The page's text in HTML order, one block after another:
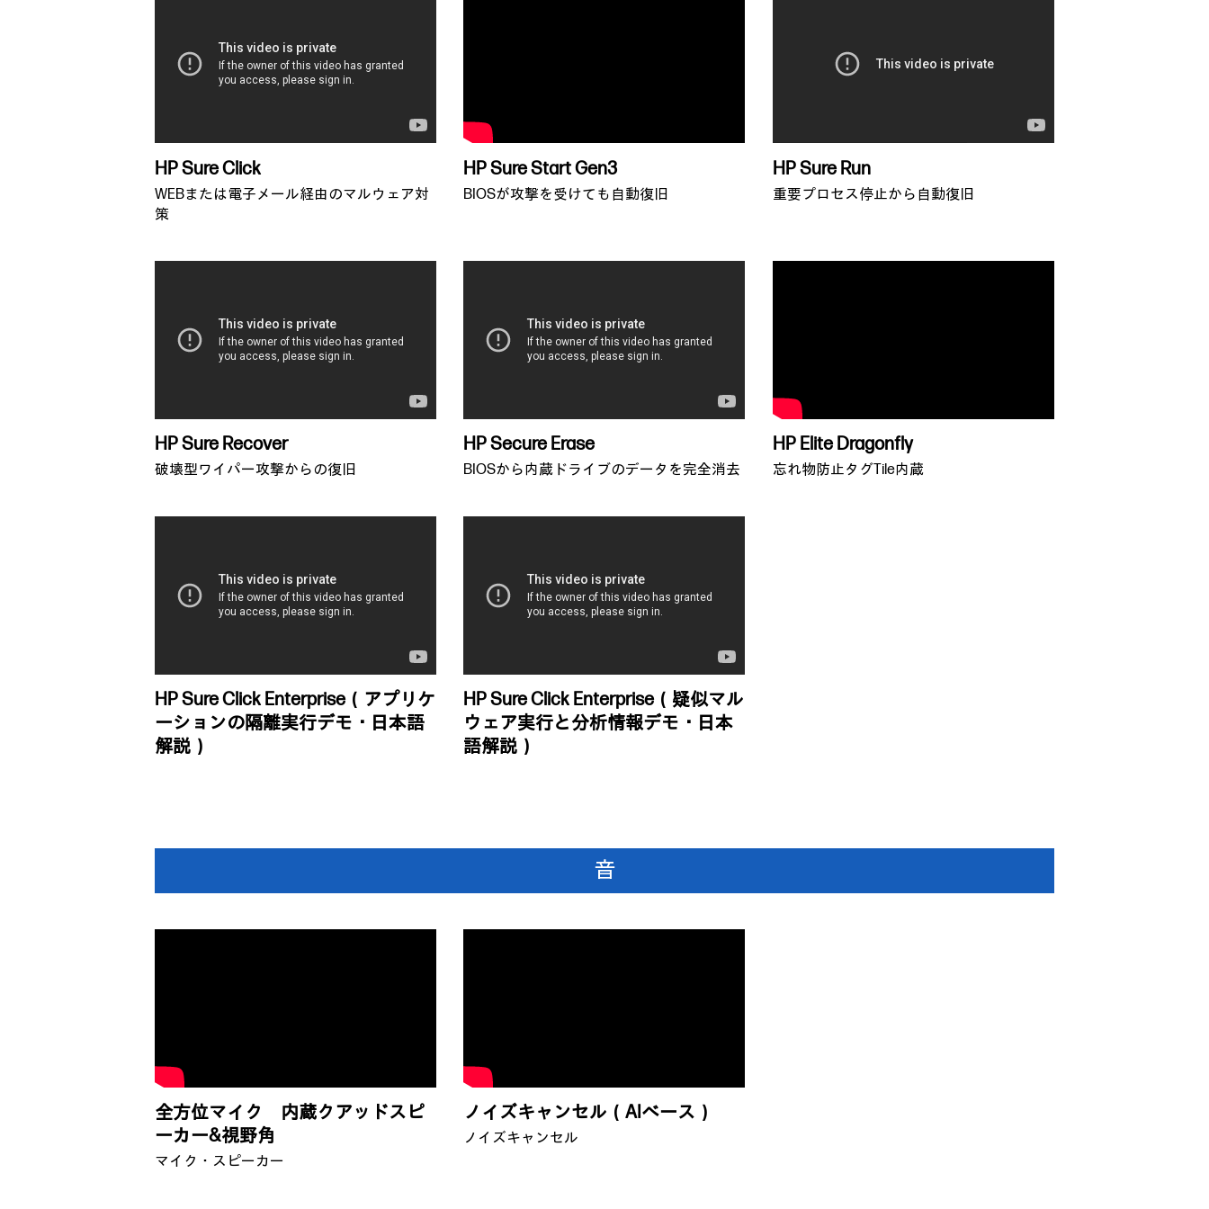
HP Sure Click
WEBまたは電子メール経由のマルウェア対
策
HP Sure Start Gen3
BIOSが攻撃を受けても自動復旧
HP Sure Run
重要プロセス停止から自動復旧
HP Sure Recover
破壊型ワイパー攻撃からの復旧
HP Secure Erase
BIOSから内蔵ドライブのデータを完全消去
HP Elite Dragonfly
忘れ物防止タグTile内蔵
HP Sure Click Enterprise（アプリケ
ーションの隔離実行デモ・日本語
解説）
HP Sure Click Enterprise（疑似マル
ウェア実行と分析情報デモ・日本
語解説）
音
全方位マイク 内蔵クアッドスピ
ーカー&視野角
マイク・スピーカー
ノイズキャンセル（AIベース）
ノイズキャンセル